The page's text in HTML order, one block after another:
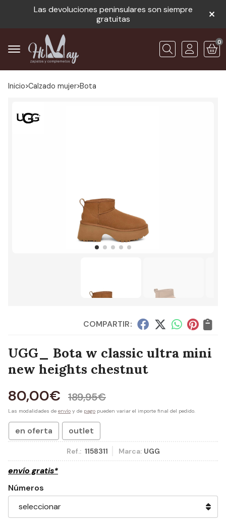
Las devoluciones peninsulares son siempre
gratuitas
Buscar
0
Inicio calzado mujer bota
COMPARTIR:
UGG_ Bota w classic ultra mini
new heights chestnut
80,00€ 189,95€
Las modalidades de envío y de pago pueden variar el importe final del pedido.
en oferta outlet
Ref.: 1158311 Marca: UGG
envío gratis*
Números